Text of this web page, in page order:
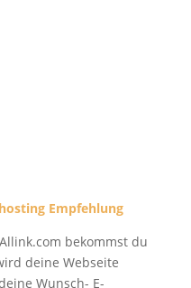
Empfehlung
bekommst du
deine Webseite
Wunsch- E-